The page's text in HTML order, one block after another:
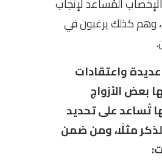
وهم كذلك يرغبون في
واعتقادات
بعض الأزواج
تُساعد على تحديد
مثلًا، ومن ضمن